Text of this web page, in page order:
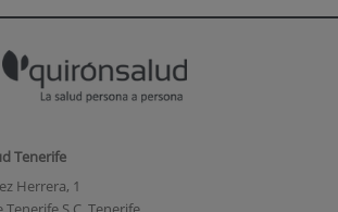
Tenerife
Herrera, 1